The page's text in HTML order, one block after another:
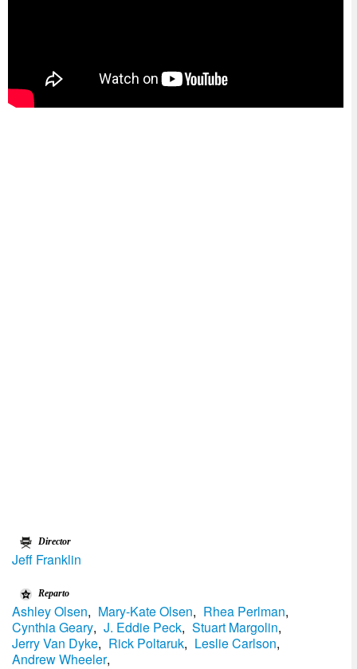
Director
Jeff Franklin
Reparto
Ashley Olsen, Mary-Kate Olsen, Rhea Perlman,
Cynthia Geary, J. Eddie Peck, Stuart Margolin,
Jerry Van Dyke, Rick Poltaruk, Leslie Carlson,
Andrew Wheeler,